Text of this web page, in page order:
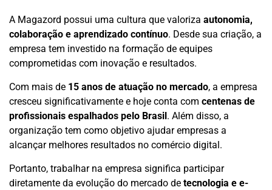
A Magazord possui uma cultura que valoriza autonomia,
colaboração e aprendizado contínuo. Desde sua criação, a
empresa tem investido na formação de equipes
comprometidas com inovação e resultados.
Com mais de 15 anos de atuação no mercado, a empresa
cresceu significativamente e hoje conta com centenas de
profissionais espalhados pelo Brasil . Além disso, a
organização tem como objetivo ajudar empresas a
alcançar melhores resultados no comércio digital.
Portanto, trabalhar na empresa significa participar
diretamente da evolução do mercado de tecnologia e e-